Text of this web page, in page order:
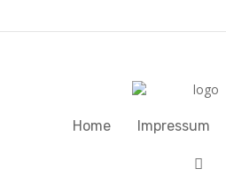
Home Impressum